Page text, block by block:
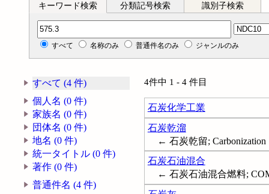
キーワード検索 分類記号検索 識別子検索
分類記号検索
すべて 名称のみ 普通件名のみ ジャンルのみ
すべて (4 件)
個人名 (0 件)
家族名 (0 件)
団体名 (0 件)
地名 (0 件)
統一タイトル (0 件)
著作 (0 件)
普通件名 (4 件)
4件中 1 - 4 件目
石炭化学工業
石炭乾溜
← 石炭乾留; Carbonization
石炭石油混合
← 石炭石油混合燃料;